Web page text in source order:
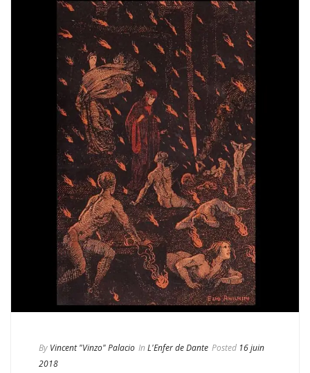
By Vincent "Vinzo" Palacio In L'Enfer de Dante Posted 16 juin
2018